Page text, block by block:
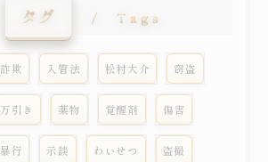
タグ Tags
詐欺 入管法 松村大介 窃盗
万引き 薬物 覚醒剤 傷害
暴行 示談 わいせつ 盗撮